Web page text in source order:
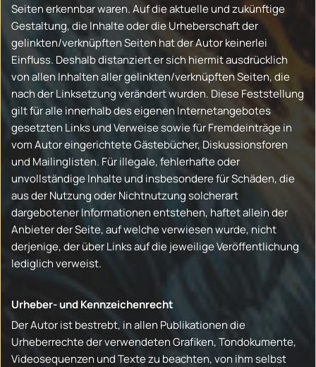
Seiten erkennbar waren. Auf die aktuelle und zukünftige
Gestaltung, die Inhalte oder die Urheberschaft der
gelinkten/verknüpften Seiten hat der Autor keinerlei
Einfluss. Deshalb distanziert er sich hiermit ausdrücklich
von allen Inhalten aller gelinkten/verknüpften Seiten, die
nach der Linksetzung verändert wurden. Diese Feststellung
gilt für alle innerhalb des eigenen Internetangebotes
gesetzten Links und Verweise sowie für Fremdeinträge in
vom Autor eingerichtete Gästebücher, Diskussionsforen
und Mailinglisten. Für illegale, fehlerhafte oder
unvollständige Inhalte und insbesondere für Schäden, die
aus der Nutzung oder Nichtnutzung solcherart
dargebotener Informationen entstehen, haftet allein der
Anbieter der Seite, auf welche verwiesen wurde, nicht
derjenige, der über Links auf die jeweilige Veröffentlichung
lediglich verweist.
Urheber- und Kennzeichenrecht
Der Autor ist bestrebt, in allen Publikationen die
Urheberrechte der verwendeten Grafiken, Tondokumente,
Videosequenzen und Texte zu beachten, von ihm selbst